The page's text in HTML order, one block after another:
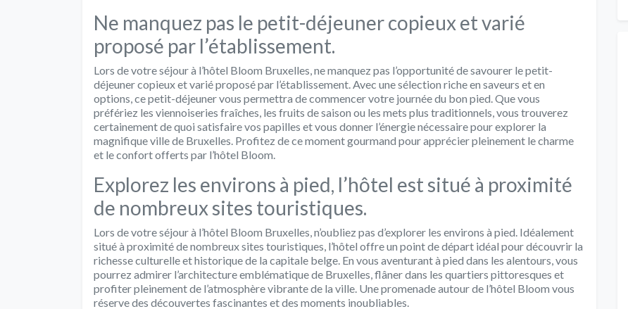
Ne manquez pas le petit-déjeuner copieux et varié
proposé par l’établissement.
Lors de votre séjour à l’hôtel Bloom Bruxelles, ne manquez pas l’opportunité de savourer le petit-
déjeuner copieux et varié proposé par l’établissement. Avec une sélection riche en saveurs et en
options, ce petit-déjeuner vous permettra de commencer votre journée du bon pied. Que vous
préfériez les viennoiseries fraîches, les fruits de saison ou les mets plus traditionnels, vous trouverez
certainement de quoi satisfaire vos papilles et vous donner l’énergie nécessaire pour explorer la
magnifique ville de Bruxelles. Profitez de ce moment gourmand pour apprécier pleinement le charme
et le confort offerts par l’hôtel Bloom.
Explorez les environs à pied, l’hôtel est situé à proximité
de nombreux sites touristiques.
Lors de votre séjour à l’hôtel Bloom Bruxelles, n’oubliez pas d’explorer les environs à pied. Idéalement
situé à proximité de nombreux sites touristiques, l’hôtel offre un point de départ idéal pour découvrir la
richesse culturelle et historique de la capitale belge. En vous aventurant à pied dans les alentours, vous
pourrez admirer l’architecture emblématique de Bruxelles, flâner dans les quartiers pittoresques et
profiter pleinement de l’atmosphère vibrante de la ville. Une promenade autour de l’hôtel Bloom vous
réserve des découvertes fascinantes et des moments inoubliables.